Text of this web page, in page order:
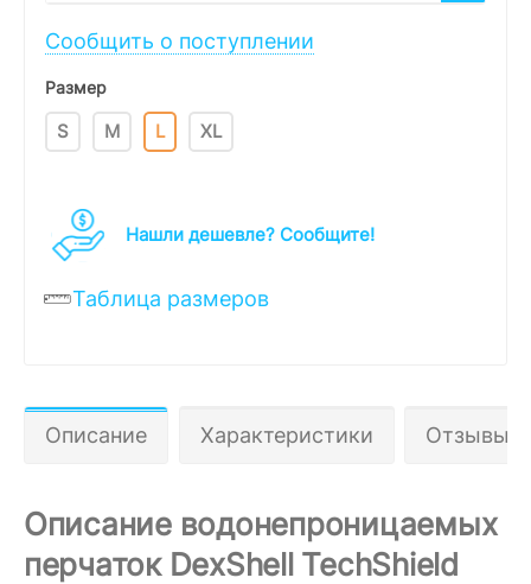
Сообщить о поступлении
Размер
S M L XL
Нашли дешевле? Cообщите!
Таблица размеров
Описание Характеристики Отзывы 0
Описание водонепроницаемых
перчаток DexShell TechShield